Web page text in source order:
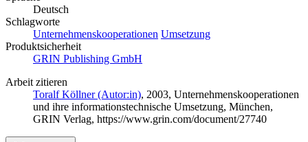
Deutsch
Schlagworte
Unternehmenskooperationen Umsetzung
Produktsicherheit
GRIN Publishing GmbH
Arbeit zitieren
Toralf Köllner (Autor:in), 2003, Unternehmenskooperationen
und ihre informationstechnische Umsetzung, München,
GRIN Verlag, https://www.grin.com/document/27740